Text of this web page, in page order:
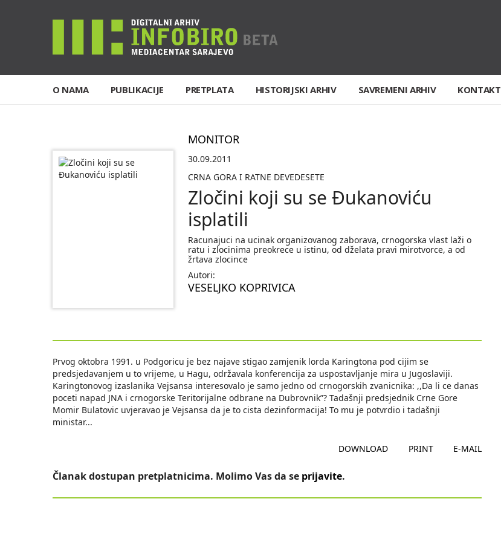
O NAMA PUBLIKACIJE PRETPLATA HISTORIJSKI ARHIV SAVREMENI ARHIV KONTAKT
MONITOR
30.09.2011
CRNA GORA I RATNE DEVEDESETE
Zločini koji su se Đukanoviću
isplatili
Racunajuci na ucinak organizovanog zaborava, crnogorska vlast laži o
ratu i zlocinima preokrece u istinu, od dželata pravi mirotvorce, a od
žrtava zlocince
Autori:
VESELJKO KOPRIVICA
Prvog oktobra 1991. u Podgoricu je bez najave stigao zamjenik lorda Karingtona pod cijim se
predsjedavanjem u to vrijeme, u Hagu, održavala konferencija za uspostavljanje mira u Jugoslaviji.
Karingtonovog izaslanika Vejsansa interesovalo je samo jedno od crnogorskih zvanicnika: ,,Da li ce danas
poceti napad JNA i crnogorske Teritorijalne odbrane na Dubrovnik”? Tadašnji predsjednik Crne Gore
Momir Bulatovic uvjeravao je Vejsansa da je to cista dezinformacija! To mu je potvrdio i tadašnji
ministar...
DOWNLOAD PRINT E-MAIL
Članak dostupan pretplatnicima. Molimo Vas da se prijavite.